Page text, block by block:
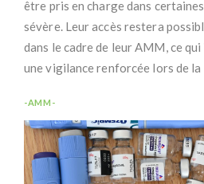
être pris en charge dans
sévère. Leur accès restera
dans le cadre de leur AMM, ce
une vigilance renforcée lors de la
-AMM-